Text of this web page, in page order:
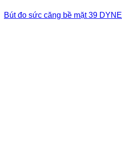
Bút đo sức căng bề mặt 39 DYNE